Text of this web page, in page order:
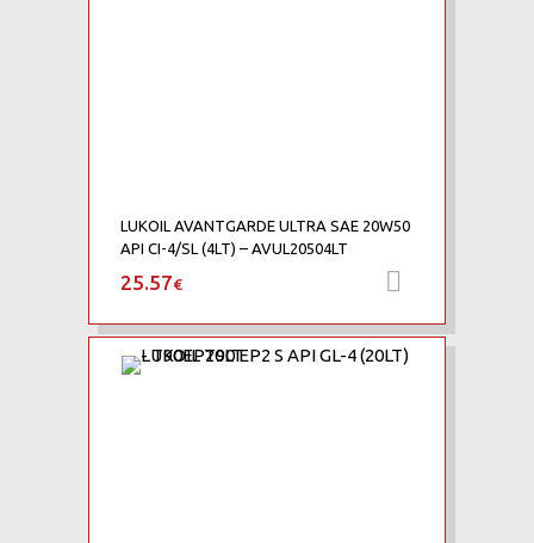
LUKOIL AVANTGARDE ULTRA SAE 20W50
API CI-4/SL (4LT) – AVUL20504LT
25.57€